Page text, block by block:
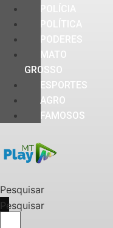
PODERES
MATO
GROSSO
ESPORTES
AGRO
FAMOSOS
Pesquisar
Pesquisar